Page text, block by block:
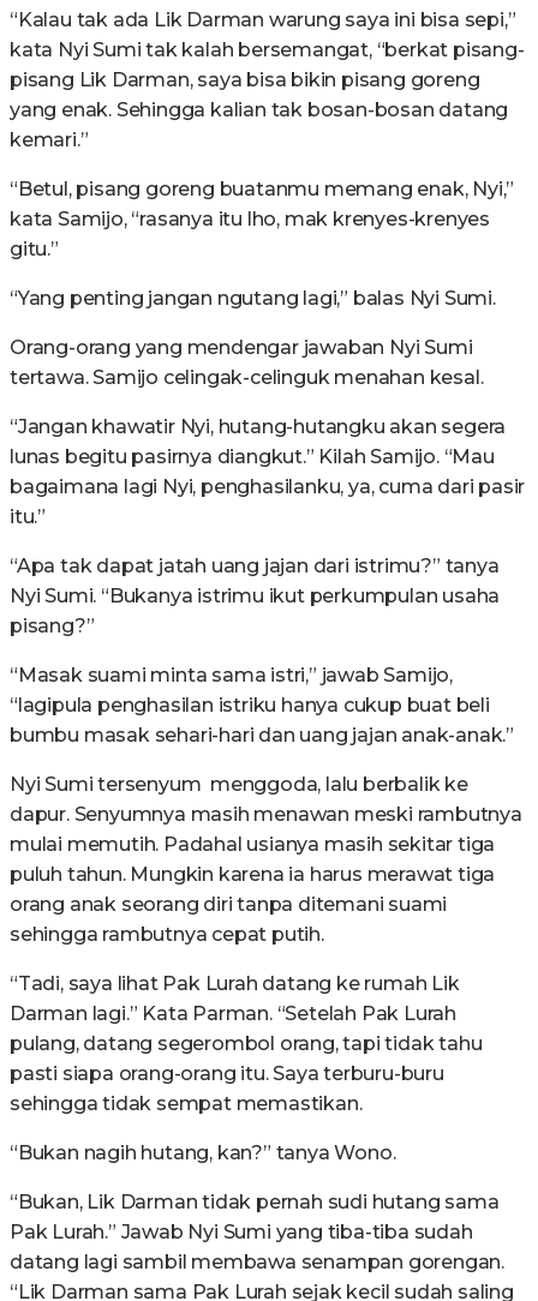
“Kalau tak ada Lik Darman warung saya ini bisa sepi,”
kata Nyi Sumi tak kalah bersemangat, “berkat pisang-
pisang Lik Darman, saya bisa bikin pisang goreng
yang enak. Sehingga kalian tak bosan-bosan datang
kemari.”
“Betul, pisang goreng buatanmu memang enak, Nyi,”
kata Samijo, “rasanya itu lho, mak krenyes-krenyes
gitu.”
“Yang penting jangan ngutang lagi,” balas Nyi Sumi.
Orang-orang yang mendengar jawaban Nyi Sumi
tertawa. Samijo celingak-celinguk menahan kesal.
“Jangan khawatir Nyi, hutang-hutangku akan segera
lunas begitu pasirnya diangkut.” Kilah Samijo. “Mau
bagaimana lagi Nyi, penghasilanku, ya, cuma dari pasir
itu.”
“Apa tak dapat jatah uang jajan dari istrimu?” tanya
Nyi Sumi. “Bukanya istrimu ikut perkumpulan usaha
pisang?”
“Masak suami minta sama istri,” jawab Samijo,
“lagipula penghasilan istriku hanya cukup buat beli
bumbu masak sehari-hari dan uang jajan anak-anak.”
Nyi Sumi tersenyum menggoda, lalu berbalik ke
dapur. Senyumnya masih menawan meski rambutnya
mulai memutih. Padahal usianya masih sekitar tiga
puluh tahun. Mungkin karena ia harus merawat tiga
orang anak seorang diri tanpa ditemani suami
sehingga rambutnya cepat putih.
“Tadi, saya lihat Pak Lurah datang ke rumah Lik
Darman lagi.” Kata Parman. “Setelah Pak Lurah
pulang, datang segerombol orang, tapi tidak tahu
pasti siapa orang-orang itu. Saya terburu-buru
sehingga tidak sempat memastikan.
“Bukan nagih hutang, kan?” tanya Wono.
“Bukan, Lik Darman tidak pernah sudi hutang sama
Pak Lurah.” Jawab Nyi Sumi yang tiba-tiba sudah
datang lagi sambil membawa senampan gorengan.
“Lik Darman sama Pak Lurah sejak kecil sudah saling